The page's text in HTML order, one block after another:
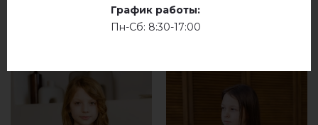
РЕКОМЕНДУЕМЫЕ ТОВАРЫ
График работы:
Пн-Сб: 8:30-17:00